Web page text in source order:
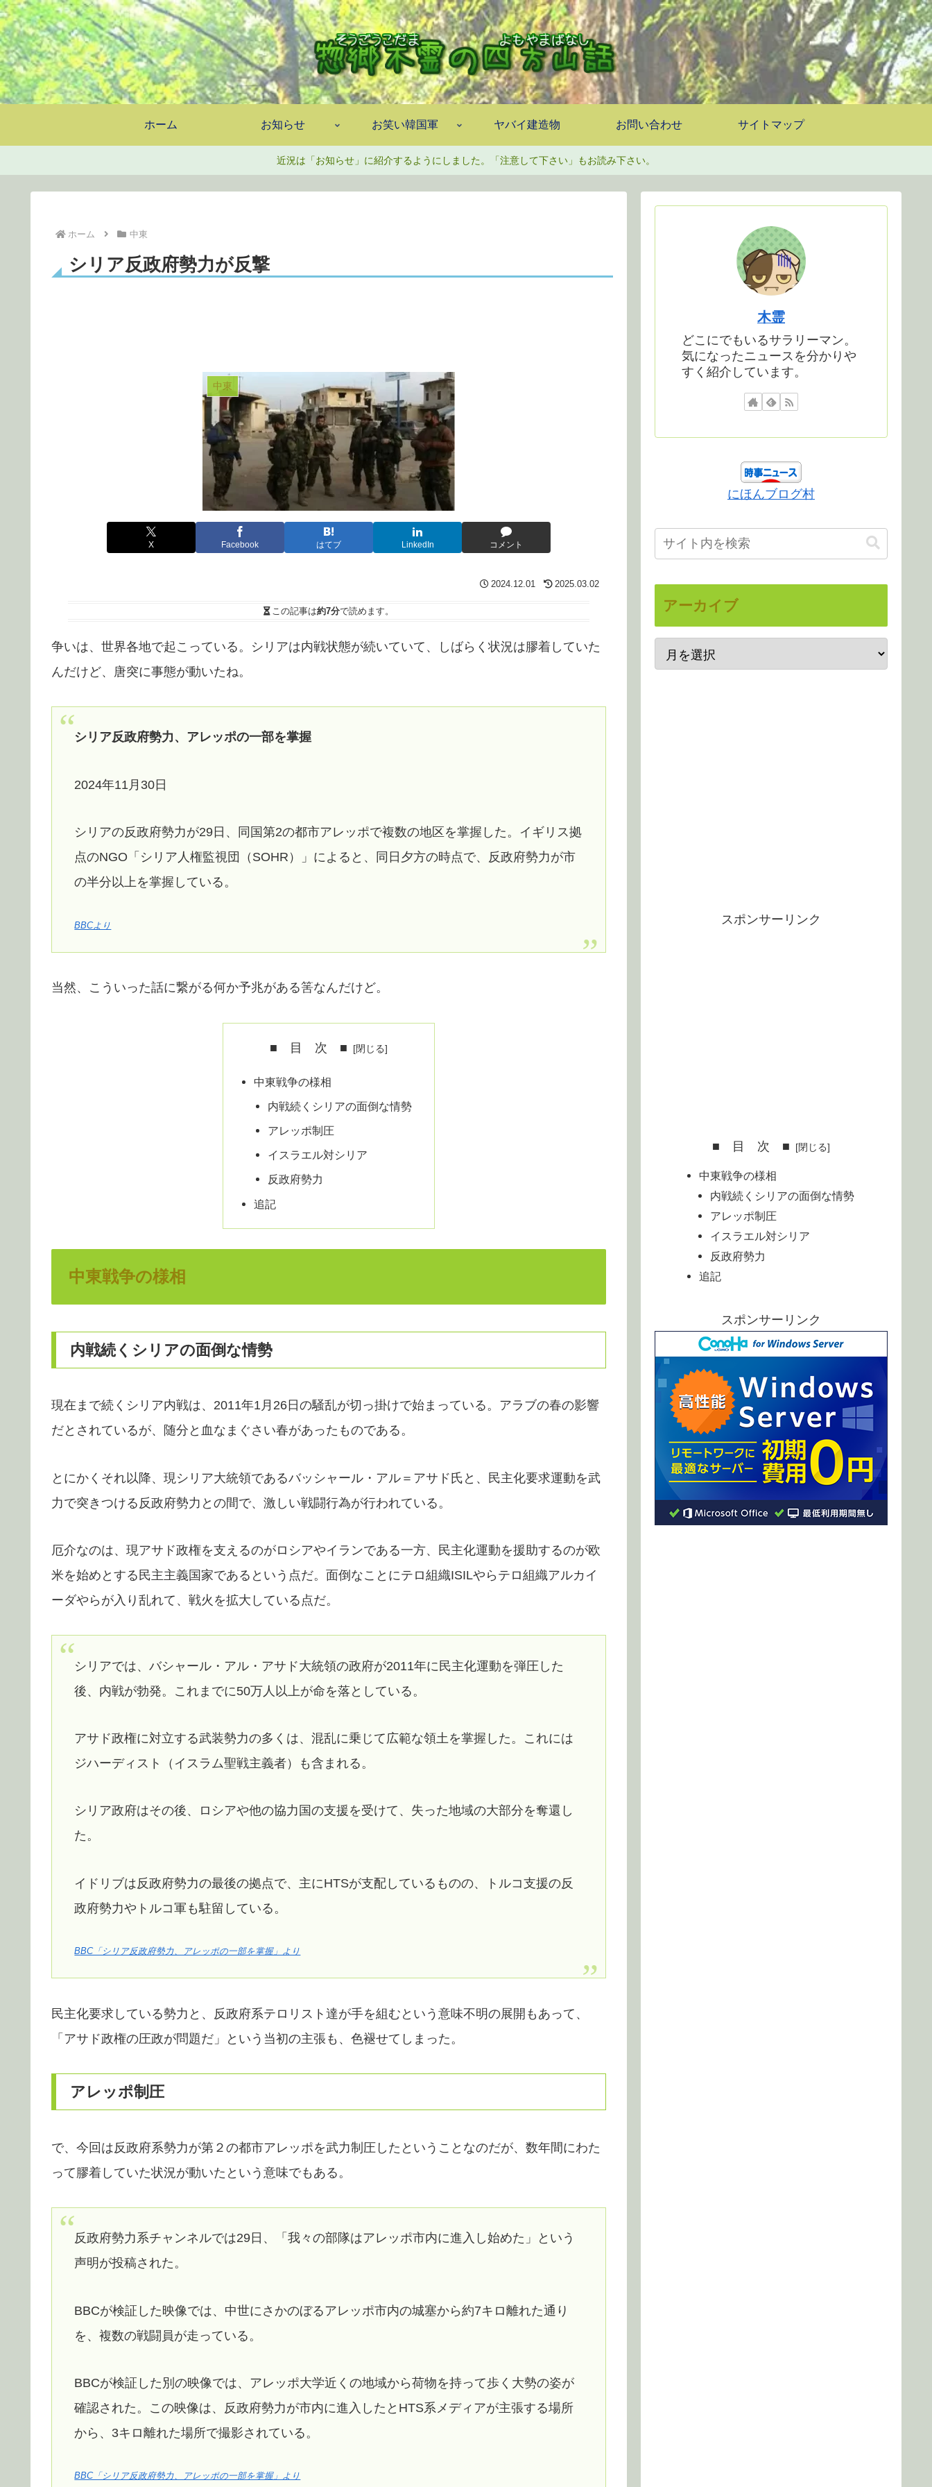
ホーム お知らせ お笑い韓国軍 ヤバイ建造物 お問い合わせ サイトマップ
近況は「お知らせ」に紹介するようにしました。「注意して下さい」もお読み下さい。
ホーム 中東
シリア反政府勢力が反撃
中東
X Facebook はてブ LinkedIn コメント
2024.12.01 2025.03.02
この記事は約7分で読めます。
争いは、世界各地で起こっている。シリアは内戦状態が続いていて、しばらく状況は膠着していた
んだけど、唐突に事態が動いたね。
シリア反政府勢力、アレッポの一部を掌握
2024年11月30日
シリアの反政府勢力が29日、同国第2の都市アレッポで複数の地区を掌握した。イギリス拠
点のNGO「シリア人権監視団（SOHR）」によると、同日夕方の時点で、反政府勢力が市
の半分以上を掌握している。
BBCより
当然、こういった話に繋がる何か予兆がある筈なんだけど。
■ 目 次 ■
中東戦争の様相
内戦続くシリアの面倒な情勢
アレッポ制圧
イスラエル対シリア
反政府勢力
追記
中東戦争の様相
内戦続くシリアの面倒な情勢
現在まで続くシリア内戦は、2011年1月26日の騒乱が切っ掛けで始まっている。アラブの春の影響
だとされているが、随分と血なまぐさい春があったものである。
とにかくそれ以降、現シリア大統領であるバッシャール・アル＝アサド氏と、民主化要求運動を武
力で突きつける反政府勢力との間で、激しい戦闘行為が行われている。
厄介なのは、現アサド政権を支えるのがロシアやイランである一方、民主化運動を援助するのが欧
米を始めとする民主主義国家であるという点だ。面倒なことにテロ組織ISILやらテロ組織アルカイ
ーダやらが入り乱れて、戦火を拡大している点だ。
シリアでは、バシャール・アル・アサド大統領の政府が2011年に民主化運動を弾圧した
後、内戦が勃発。これまでに50万人以上が命を落としている。
アサド政権に対立する武装勢力の多くは、混乱に乗じて広範な領土を掌握した。これには
ジハーディスト（イスラム聖戦主義者）も含まれる。
シリア政府はその後、ロシアや他の協力国の支援を受けて、失った地域の大部分を奪還し
た。
イドリブは反政府勢力の最後の拠点で、主にHTSが支配しているものの、トルコ支援の反
政府勢力やトルコ軍も駐留している。
BBC「シリア反政府勢力、アレッポの一部を掌握」より
民主化要求している勢力と、反政府系テロリスト達が手を組むという意味不明の展開もあって、
「アサド政権の圧政が問題だ」という当初の主張も、色褪せてしまった。
アレッポ制圧
で、今回は反政府系勢力が第２の都市アレッポを武力制圧したということなのだが、数年間にわた
って膠着していた状況が動いたという意味でもある。
反政府勢力系チャンネルでは29日、「我々の部隊はアレッポ市内に進入し始めた」という
声明が投稿された。
BBCが検証した映像では、中世にさかのぼるアレッポ市内の城塞から約7キロ離れた通り
を、複数の戦闘員が走っている。
BBCが検証した別の映像では、アレッポ大学近くの地域から荷物を持って歩く大勢の姿が
確認された。この映像は、反政府勢力が市内に進入したとHTS系メディアが主張する場所
から、3キロ離れた場所で撮影されている。
BBC「シリア反政府勢力、アレッポの一部を掌握」より
木霊
どこにでもいるサラリーマン。
気になったニュースを分かりや
すく紹介しています。
にほんブログ村
アーカイブ
スポンサーリンク
■ 目 次 ■
中東戦争の様相
内戦続くシリアの面倒な情勢
アレッポ制圧
イスラエル対シリア
反政府勢力
追記
スポンサーリンク